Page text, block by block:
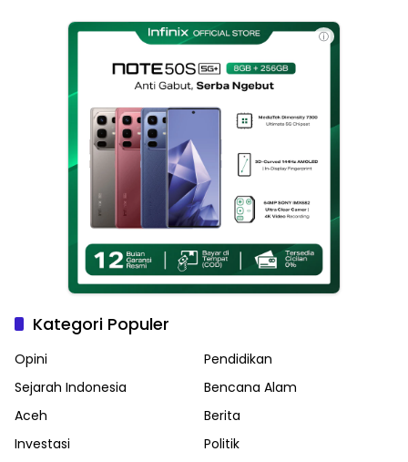
ⓘ
Kategori Populer
Opini
Pendidikan
Sejarah Indonesia
Bencana Alam
Aceh
Berita
Investasi
Politik